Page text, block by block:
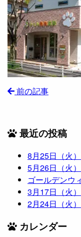
前の記事
最近の投稿
8月25日（火
5月26日（火
ゴールデンウ
3月17日（火
2月24日（火
カレンダー